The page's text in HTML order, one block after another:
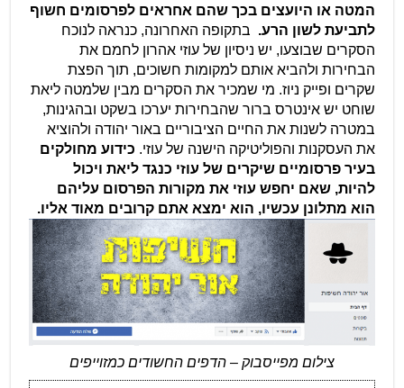
המטה או היועצים בכך שהם אחראים לפרסומים חשוף
לתביעת לשון הרע. בתקופה האחרונה, כנראה לנוכח
הסקרים שבוצעו, יש ניסיון של עוזי אהרון לחמם את
הבחירות ולהביא אותם למקומות חשוכים, תוך הפצת
שקרים ופייק ניוז. מי שמכיר את הסקרים מבין שלמטה ליאת
שוחט יש אינטרס ברור שהבחירות יערכו בשקט ובהגינות,
במטרה לשנות את החיים הציבוריים באור יהודה ולהוציא
את העסקנות והפוליטיקה הישנה של עוזי. כידוע מחולקים
בעיר פרסומיים שיקרים של עוזי כנגד ליאת ויכול
להיות, שאם יחפש עוזי את מקורות הפרסום עליהם
הוא מתלונן עכשיו, הוא ימצא אתם קרובים מאוד אליו.
צילום מפייסבוק – הדפים החשודים כמזוייפים